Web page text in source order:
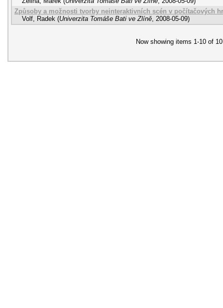
Způsoby a možnosti tvorby neinteraktivních scén v počítačových
Volf, Radek (Univerzita Tomáše Bati ve Zlíně, 2008-05-09)
Now showing items 1-10 of 10